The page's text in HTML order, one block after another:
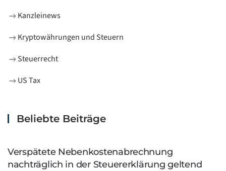
Kanzleinews
Kryptowährungen und Steuern
Steuerrecht
US Tax
Beliebte Beiträge
Verspätete Nebenkostenabrechnung
nachträglich in der Steuererklärung geltend